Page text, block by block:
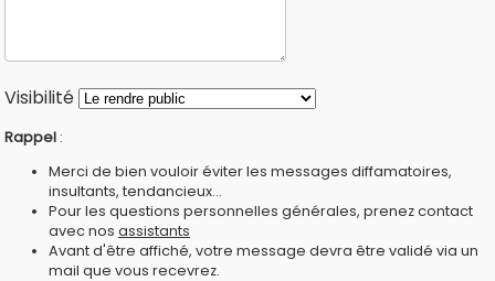
Visibilité
Rappel :
Merci de bien vouloir éviter les messages diffamatoires,
insultants, tendancieux...
Pour les questions personnelles générales, prenez contact
avec nos assistants
Avant d'être affiché, votre message devra être validé via un
mail que vous recevrez.